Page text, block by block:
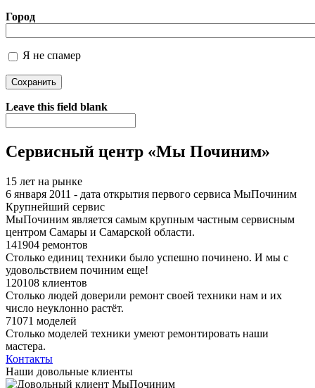
Город
Я не спамер
Я спамер
Leave this field blank
Сервисный центр «Мы Починим»
15 лет на рынке
6 января 2011 - дата открытия первого сервиса МыПочиним
Крупнейший сервис
МыПочиним является самым крупным частным сервисным
центром Самары и Самарской области.
141904 ремонтов
Столько единиц техники было успешно починено. И мы с
удовольствием починим еще!
120108 клиентов
Столько людей доверили ремонт своей техники нам и их
число неуклонно растёт.
71071 моделей
Столько моделей техники умеют ремонтировать наши
мастера.
Контакты
Наши довольные клиенты